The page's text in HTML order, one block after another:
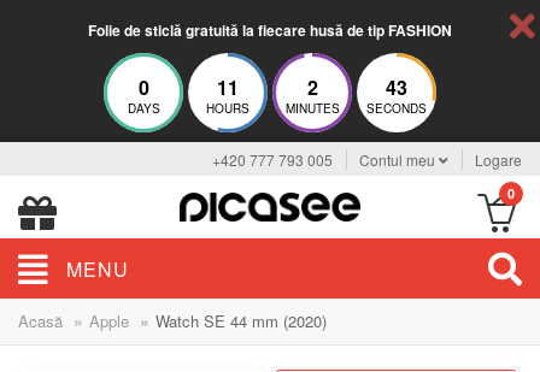
Folie de sticlă gratuită la fiecare husă de tip FASHION
0
DAYS
11
HOURS
2
MINUTES
43
SECONDS
+420 777 793 005 Contul meu Logare
0
MENU
Acasă » Apple » Watch SE 44 mm (2020)